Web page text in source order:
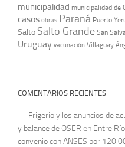
municipalidad municipalidad de
casos obras Paraná Puerto
Salto Salto Grande San
Uruguay vacunación Villaguay
COMENTARIOS RECIENTES
Frigerio y los anuncios de
y balance de OSER en Entre
convenio con ANSES por